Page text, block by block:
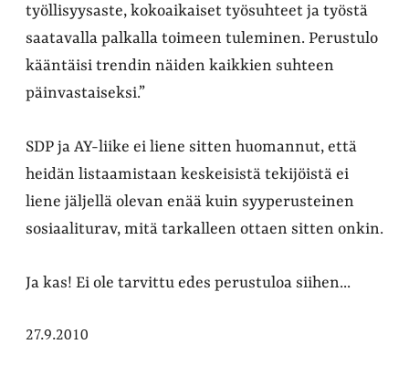
työllisyysaste, kokoaikaiset työsuhteet ja työstä
saatavalla palkalla toimeen tuleminen. Perustulo
kääntäisi trendin näiden kaikkien suhteen
päinvastaiseksi.”
SDP ja AY-liike ei liene sitten huomannut, että
heidän listaamistaan keskeisistä tekijöistä ei
liene jäljellä olevan enää kuin syyperusteinen
sosiaaliturav, mitä tarkalleen ottaen sitten onkin.
Ja kas! Ei ole tarvittu edes perustuloa siihen...
27.9.2010